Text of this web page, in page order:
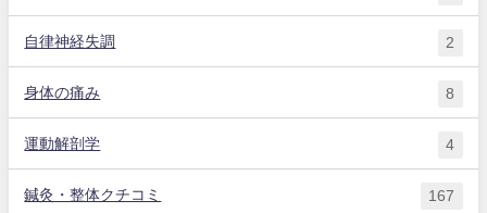
自律神経失調 2
身体の痛み 8
運動解剖学 4
鍼灸・整体クチコミ 167